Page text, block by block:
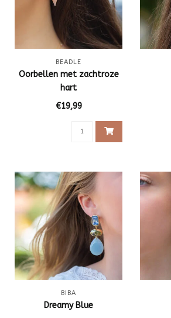
BEADLE
Oorbellen met zachtroze
hart
€19,99
BIBA
Dreamy Blue